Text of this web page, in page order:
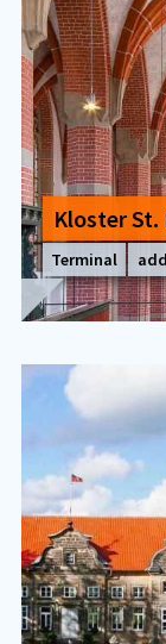
Klos­ter
Terminal